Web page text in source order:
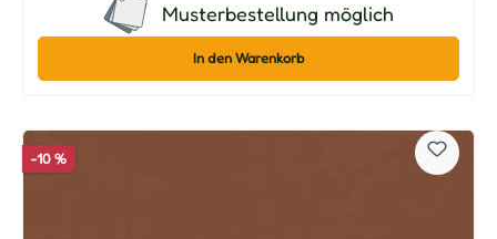
Musterbestellung möglich
In den Warenkorb
-10 %